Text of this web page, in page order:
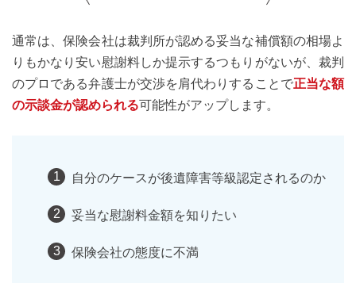
通常は、保険会社は裁判所が認める妥当な補償額の相場よ
りもかなり安い慰謝料しか提示するつもりがないが、裁判
のプロである弁護士が交渉を肩代わりすることで正当な額
の示談金が認められる可能性がアップします。
自分のケースが後遺障害等級認定されるのか
妥当な慰謝料金額を知りたい
保険会社の態度に不満